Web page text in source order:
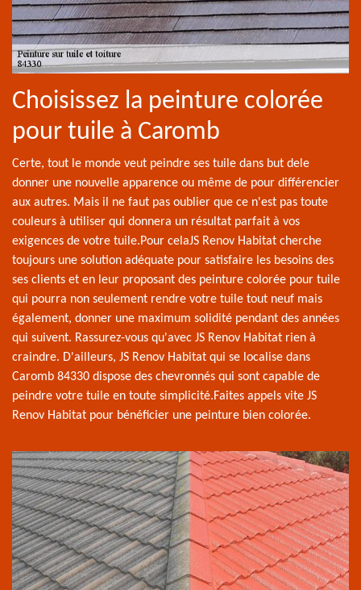
Choisissez la peinture colorée
pour tuile à Caromb
Certe, tout le monde veut peindre ses tuile dans but dele
donner une nouvelle apparence ou même de pour différencier
aux autres. Mais il ne faut pas oublier que ce n'est pas toute
couleurs à utiliser qui donnera un résultat parfait à vos
exigences de votre tuile.Pour celaJS Renov Habitat cherche
toujours une solution adéquate pour satisfaire les besoins des
ses clients et en leur proposant des peinture colorée pour tuile
qui pourra non seulement rendre votre tuile tout neuf mais
également, donner une maximum solidité pendant des années
qui suivent. Rassurez-vous qu'avec JS Renov Habitat rien à
craindre. D'ailleurs, JS Renov Habitat qui se localise dans
Caromb 84330 dispose des chevronnés qui sont capable de
peindre votre tuile en toute simplicité.Faites appels vite JS
Renov Habitat pour bénéficier une peinture bien colorée.